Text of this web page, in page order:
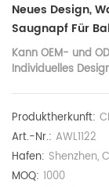
Neues Design,
Saugnapf Für
Kann OEM- und
Individuelles
Produktherkunft:
Art.-Nr.: AWL1122
Hafen: Shenzhen,
MOQ: 1000